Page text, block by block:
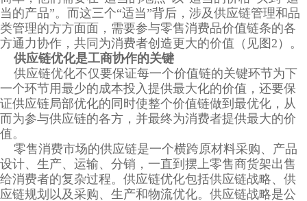
当的产品”。而这三个“适当”背后，涉及供应链管理和品
类管理的方方面面，需要参与零售消费品价值链条的各
方通力协作，共同为消费者创造更大的价值（见图2）。
供应链优化是工商协作的关键
供应链优化不仅要保证每一个价值链的关键环节为下
一个环节用最少的成本投入提供最大化的价值，还要保
证供应链局部优化的同时使整个价值链做到最优化，从
而为参与供应链的各方，并最终为消费者提供最大的价
值。
零售消费市场的供应链是一个横跨原材料采购、产品
设计、生产、运输、分销，一直到摆上零售商货架出售
给消费者的复杂过程。供应链优化包括供应链战略、供
应链规划以及采购、生产和物流优化。供应链战略是公